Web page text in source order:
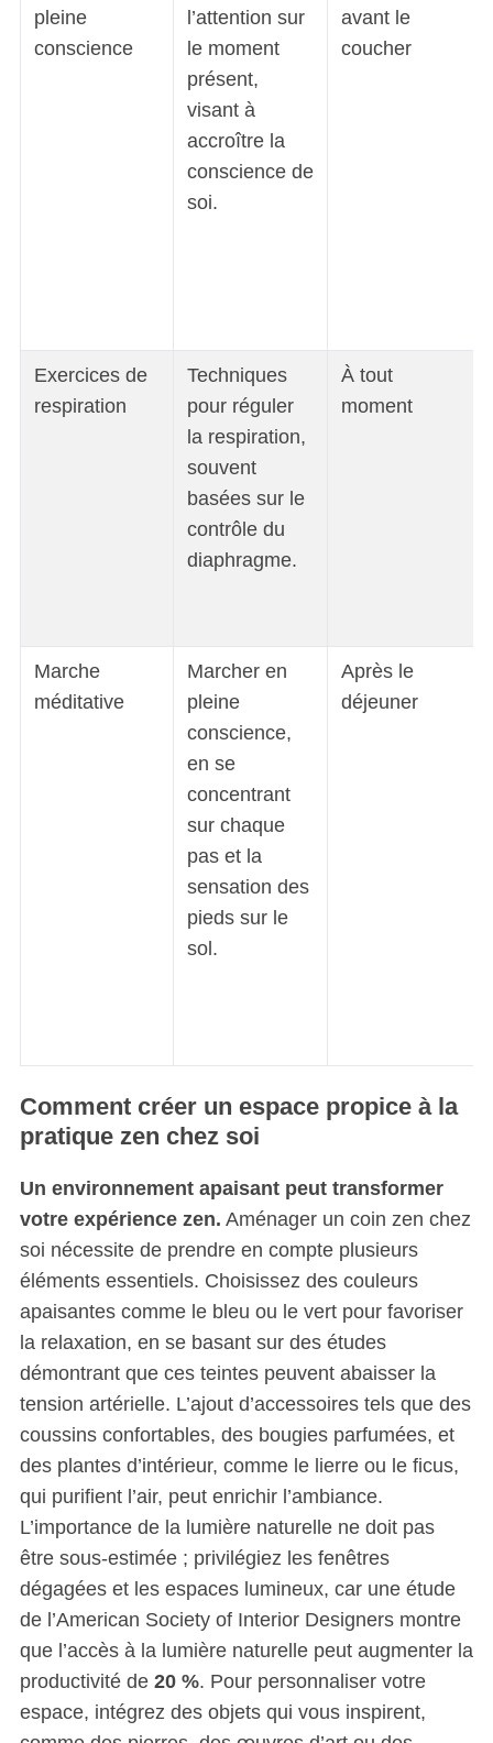
pleine
conscience
l’attention sur
le moment
présent,
visant à
accroître la
conscience de
soi.
avant le
coucher
Exercices de
respiration
Techniques
pour réguler
la respiration,
souvent
basées sur le
contrôle du
diaphragme.
À tout
moment
Marche
méditative
Marcher en
pleine
conscience,
en se
concentrant
sur chaque
pas et la
sensation des
pieds sur le
sol.
Après le
déjeuner
Comment créer un espace propice à la
pratique zen chez soi
Un environnement apaisant peut transformer
votre expérience zen. Aménager un coin zen chez
soi nécessite de prendre en compte plusieurs
éléments essentiels. Choisissez des couleurs
apaisantes comme le bleu ou le vert pour favoriser
la relaxation, en se basant sur des études
démontrant que ces teintes peuvent abaisser la
tension artérielle. L’ajout d’accessoires tels que des
coussins confortables, des bougies parfumées, et
des plantes d’intérieur, comme le lierre ou le ficus,
qui purifient l’air, peut enrichir l’ambiance.
L’importance de la lumière naturelle ne doit pas
être sous-estimée ; privilégiez les fenêtres
dégagées et les espaces lumineux, car une étude
de l’American Society of Interior Designers montre
que l’accès à la lumière naturelle peut augmenter la
productivité de 20 %. Pour personnaliser votre
espace, intégrez des objets qui vous inspirent,
e
a
r
c